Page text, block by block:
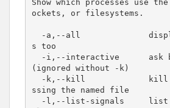
Show which processes use
ockets, or filesystems.
s too
(ignored without -k)
ssing the named file